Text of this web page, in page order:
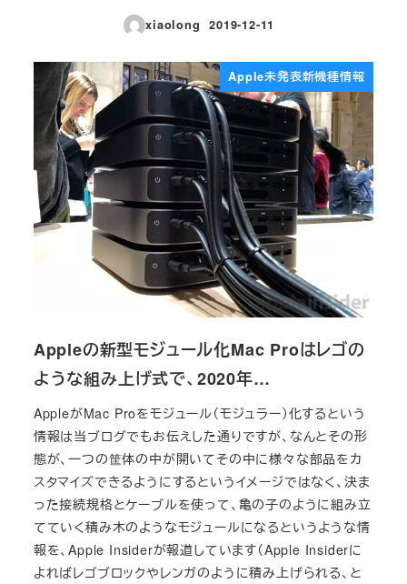
xiaolong
投稿日
2019-12-11
Apple未発表新機種情報
Appleの新型モジュール化Mac Proはレゴの
ような組み上げ式で、2020年…
AppleがMac Proをモジュール（モジュラー）化するという
情報は当ブログでもお伝えした通りですが、なんとその形
態が、一つの筐体の中が開いてその中に様々な部品をカ
スタマイズできるようにするというイメージではなく、決ま
った接続規格とケーブルを使って、亀の子のように組み立
てていく積み木のようなモジュールになるというような情
報を、Apple Insiderが報道しています（Apple Insiderに
よればレゴブロックやレンガのように積み上げられる、と